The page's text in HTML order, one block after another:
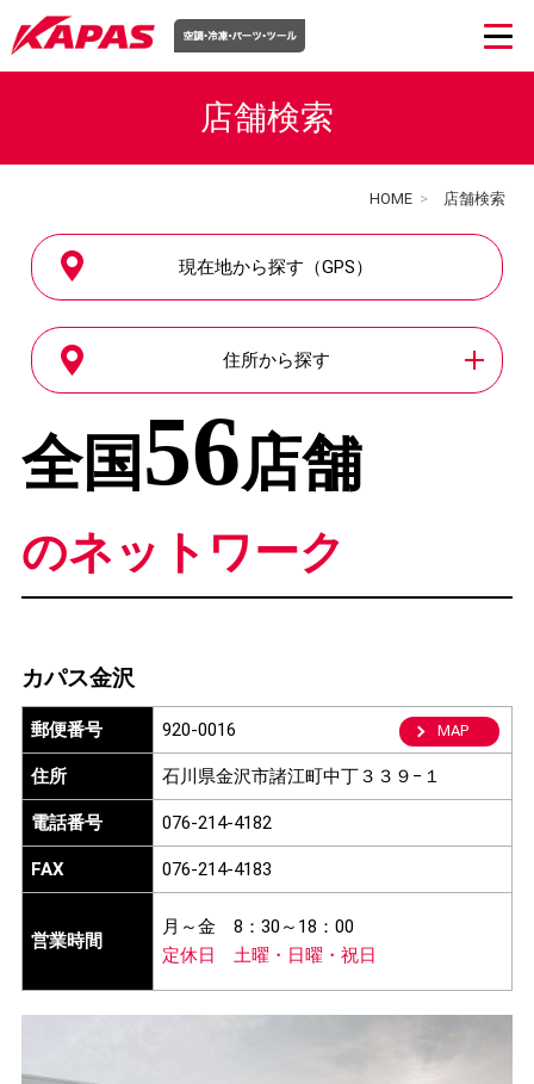
店舗検索
HOME > 店舗検索
現在地から探す（GPS）
住所から探す
全国56店舗
のネットワーク
カパス金沢
郵便番号 920-0016 MAP
住所 石川県金沢市諸江町中丁３３９−１
電話番号 076-214-4182
FAX 076-214-4183
営業時間
月～金
8：30～18：00
定休日
土曜・日曜・祝日